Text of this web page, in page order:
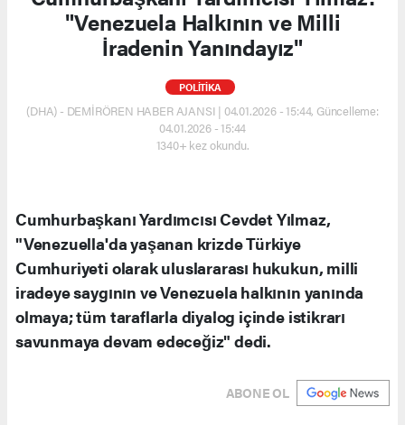
"Venezuela Halkının ve Milli
İradenin Yanındayız"
POLİTİKA
(DHA) - DEMİRÖREN HABER AJANSI | 04.01.2026 - 15:44, Güncelleme:
04.01.2026 - 15:44
1340+ kez okundu.
Cumhurbaşkanı Yardımcısı Cevdet Yılmaz,
"Venezuella'da yaşanan krizde Türkiye
Cumhuriyeti olarak uluslararası hukukun, milli
iradeye saygının ve Venezuela halkının yanında
olmaya; tüm taraflarla diyalog içinde istikrarı
savunmaya devam edeceğiz" dedi.
ABONE OL